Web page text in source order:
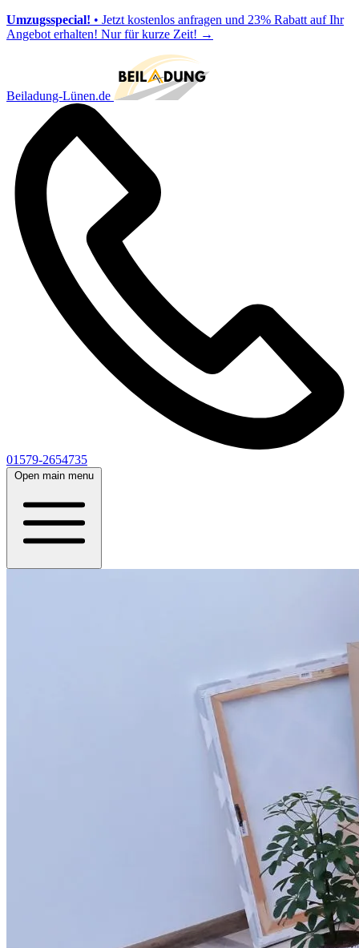
Umzugsspecial! • Jetzt kostenlos anfragen und 23% Rabatt auf Ihr
Angebot erhalten! Nur für kurze Zeit! →
Beiladung-Lünen.de
01579-2654735
Open main menu